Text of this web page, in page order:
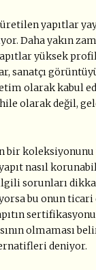
üretilen yapıtlar
Daha yakın
yüksek
sanatçı
olarak kabul
olarak değil,
bir
nasıl
sorunları
bu onun
olmaması
deniyor.